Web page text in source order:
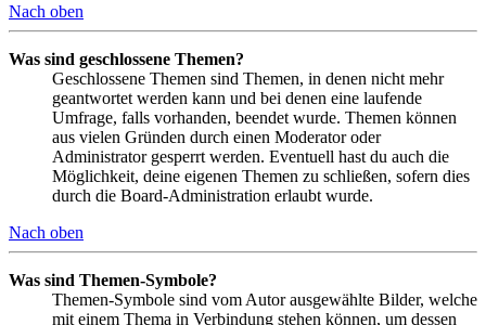
Nach oben
Was sind geschlossene Themen?
Geschlossene Themen sind Themen, in denen nicht mehr
geantwortet werden kann und bei denen eine laufende
Umfrage, falls vorhanden, beendet wurde. Themen können
aus vielen Gründen durch einen Moderator oder
Administrator gesperrt werden. Eventuell hast du auch die
Möglichkeit, deine eigenen Themen zu schließen, sofern dies
durch die Board-Administration erlaubt wurde.
Nach oben
Was sind Themen-Symbole?
Themen-Symbole sind vom Autor ausgewählte Bilder, welche
mit einem Thema in Verbindung stehen können, um dessen